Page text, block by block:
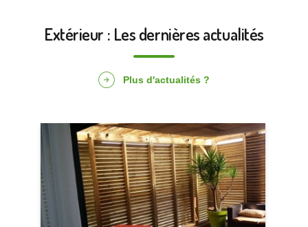
Extérieur : Les dernières actualités
Plus d'actualités ?